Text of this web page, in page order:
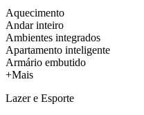
Aquecimento
Andar inteiro
Ambientes integrados
Apartamento inteligente
Armário embutido
+Mais
Lazer e Esporte